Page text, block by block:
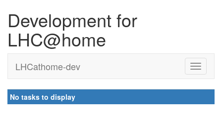
Development for
LHC@home
LHCathome-dev
No tasks to display